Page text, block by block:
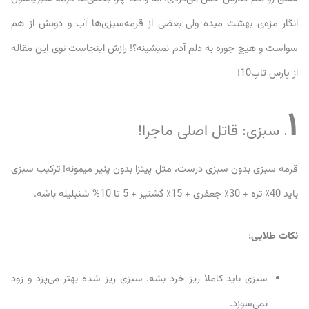
انگار مزه‌ی بهشت میده ولی بعضی از قرمه‌سبزی‌ها آب و دونش از هم
سواست و هیچ جوره به دلم آدم نمیشینه؟! رازش اینجاست توی این مقاله
از پارس تاپ10!
۱. سبزی: قاتل اصلی ماجرا!
قرمه سبزی بدون سبزی درست، مثل پیتزا بدون پنیر میمونه! ترکیب سبزی
باید 40٪ تره + 30٪ جعفری + 15٪ گشنیز + 5 تا 10% شنبلیله باشه.
نکات طلایی:
سبزی باید کاملا ریز خرد بشه. سبزی ریز شده بهتر می‌پزد و زود
نمی‌سوزد.